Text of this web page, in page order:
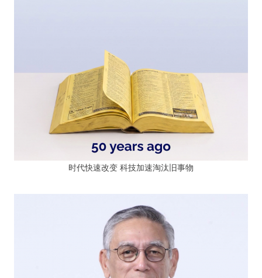
时代快速改变 科技加速淘汰旧事物